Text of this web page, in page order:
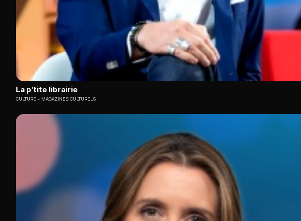
La p'tite librairie
CULTURE MAGAZINES CULTURELS